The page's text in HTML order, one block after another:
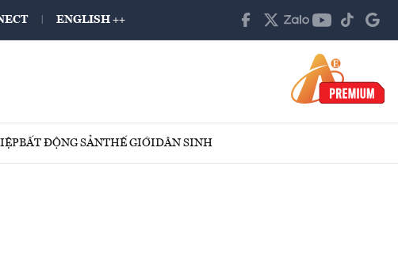
ENGLISH ++
BẤT ĐỘNG SẢNTHẾ GIỚIDÂN SINH